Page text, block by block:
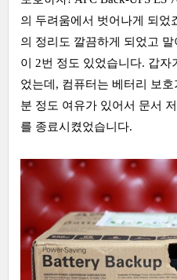
의 두려움에서 벗어나게 되었
의 정리도 깔끔하게 되었고
이 2번 정도 있었습니다. 갑자
었는데, 컴퓨터는 베터리 보
분 정도 여유가 있어서 문서
를 종료시켰었습니다.